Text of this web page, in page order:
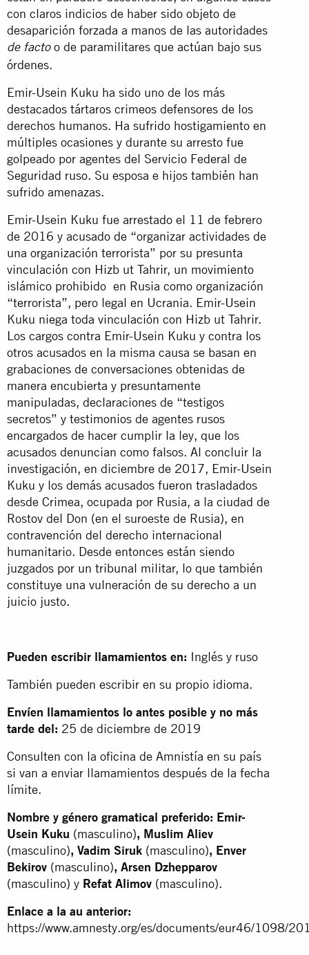
con claros indicios de haber sido objeto de
desaparición forzada a manos de las autoridades
de factoo de paramilitares que actúan bajo sus
órdenes.
Emir-Usein Kuku ha sido uno de los más
destacados tártaros crimeos defensores de los
derechos humanos. Ha sufrido hostigamiento en
múltiples ocasiones y durante su arresto fue
golpeado por agentes del Servicio Federal de
Seguridad ruso. Su esposa e hijos también han
sufrido amenazas.
Emir-Usein Kuku fue arrestado el 11 de febrero
de 2016 y acusado de “organizar actividades de
una organización terrorista” por su presunta
vinculación con Hizb ut Tahrir, un movimiento
islámico prohibido en Rusia como organización
“terrorista”, pero legal en Ucrania. Emir-Usein
Kuku niega toda vinculación con Hizb ut Tahrir.
Los cargos contra Emir-Usein Kuku y contra los
otros acusados en la misma causa se basan en
grabaciones de conversaciones obtenidas de
manera encubierta y presuntamente
manipuladas, declaraciones de “testigos
secretos” y testimonios de agentes rusos
encargados de hacer cumplir la ley, que los
acusados denuncian como falsos. Al concluir la
investigación, en diciembre de 2017, Emir-Usein
Kuku y los demás acusados fueron trasladados
desde Crimea, ocupada por Rusia, a la ciudad de
Rostov del Don (en el suroeste de Rusia), en
contravención del derecho internacional
humanitario. Desde entonces están siendo
juzgados por un tribunal militar, lo que también
constituye una vulneración de su derecho a un
juicio justo.
Pueden escribir llamamientos en: Inglés y ruso
También pueden escribir en su propio idioma.
Envíen llamamientos lo antes posible y no más
tarde del: 25 de diciembre de 2019
Consulten con la oficina de Amnistía en su país
si van a enviar llamamientos después de la fecha
límite.
Nombre y género gramatical preferido: Emir-
Usein Kuku (masculino), Muslim Aliev
(masculino), Vadim Siruk (masculino), Enver
Bekirov (masculino), Arsen Dzhepparov
(masculino) y Refat Alimov (masculino).
Enlace a la au anterior:
https://www.amnesty.org/es/documents/eur46/1098/